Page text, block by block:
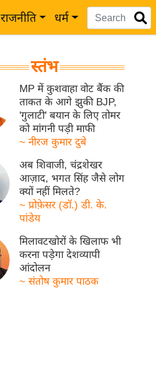
राजनीति धर्म
स्तंभ
MP में कुशवाहा वोट बैंक की
ताकत के आगे झुकी BJP,
'गुलाटी' बयान के लिए तोमर
को मांगनी पड़ी माफी
~ नीरज कुमार दुबे
अब शिवाजी, चंद्रशेखर
आज़ाद, भगत सिंह जैसे लोग
क्यों नहीं मिलते?
~ प्रोफ़ेसर (डॉ.) डी. के.
पांडेय
मिलावटखोरों के खिलाफ भी
करना पड़ेगा देशव्यापी
आंदोलन
~ संतोष कुमार पाठक